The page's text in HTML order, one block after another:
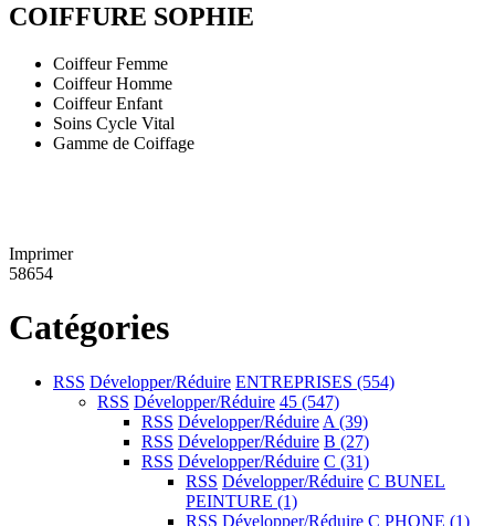
COIFFURE SOPHIE
Coiffeur Femme
Coiffeur Homme
Coiffeur Enfant
Soins Cycle Vital
Gamme de Coiffage
Imprimer
58654
Catégories
RSS Développer/Réduire ENTREPRISES (554)
RSS Développer/Réduire 45 (547)
RSS Développer/Réduire A (39)
RSS Développer/Réduire B (27)
RSS Développer/Réduire C (31)
RSS Développer/Réduire C BUNEL
PEINTURE (1)
RSS Développer/Réduire C PHONE (1)